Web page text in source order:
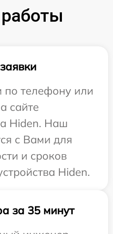
по телефону или
сайте
Hiden. Наш
с Вами для
и сроков
Hiden.
за 35 минут